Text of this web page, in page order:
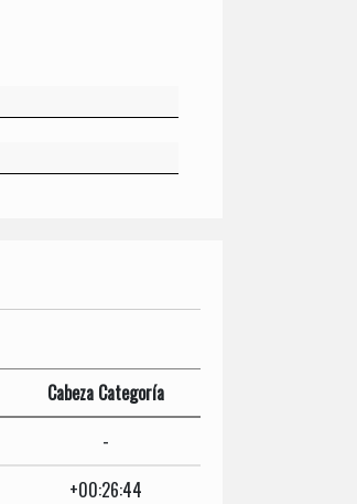
Cabeza Categoría
-
+00:26:44